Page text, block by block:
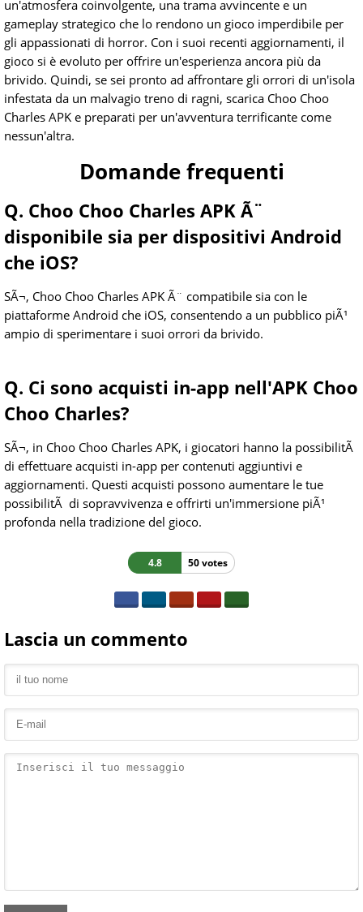
un'atmosfera coinvolgente, una trama avvincente e un
gameplay strategico che lo rendono un gioco imperdibile per
gli appassionati di horror. Con i suoi recenti aggiornamenti, il
gioco si è evoluto per offrire un'esperienza ancora più da
brivido. Quindi, se sei pronto ad affrontare gli orrori di un'isola
infestata da un malvagio treno di ragni, scarica Choo Choo
Charles APK e preparati per un'avventura terrificante come
nessun'altra.
Domande frequenti
Q. Choo Choo Charles APK Ã¨
disponibile sia per dispositivi Android
che iOS?
SÃ¬, Choo Choo Charles APK Ã¨ compatibile sia con le
piattaforme Android che iOS, consentendo a un pubblico piÃ¹
ampio di sperimentare i suoi orrori da brivido.
Q. Ci sono acquisti in-app nell'APK Choo
Choo Charles?
SÃ¬, in Choo Choo Charles APK, i giocatori hanno la possibilitÃ
di effettuare acquisti in-app per contenuti aggiuntivi e
aggiornamenti. Questi acquisti possono aumentare le tue
possibilitÃ di sopravvivenza e offrirti un'immersione piÃ¹
profonda nella tradizione del gioco.
4.8 50 votes
Lascia un commento